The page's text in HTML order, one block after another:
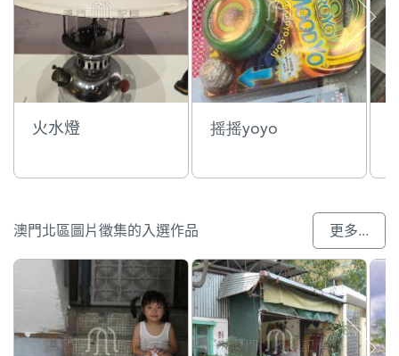
火水燈 摇摇yoyo
澳門北區圖片徵集的入選作品 更多...